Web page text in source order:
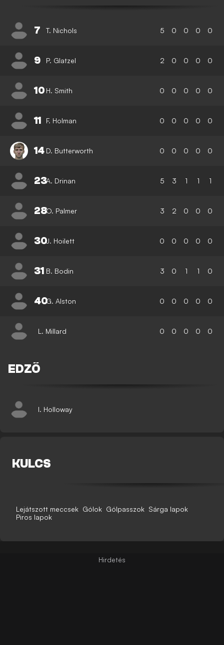
7 T. Nichols 5 0 0 0 0
9 P. Glatzel 2 0 0 0 0
10 H. Smith 0 0 0 0 0
11 F. Holman 0 0 0 0 0
14 D. Butterworth 0 0 0 0 0
23A. Drinan 5 3 1 1 1
28O. Palmer 3 2 0 0 0
30J. Hoilett 0 0 0 0 0
31 B. Bodin 3 0 1 1 0
40G. Alston 0 0 0 0 0
L. Millard 0 0 0 0 0
EDZŐ
I. Holloway
KULCS
Lejátszott meccsek Gólok Gólpasszok Sárga lapok
Piros lapok